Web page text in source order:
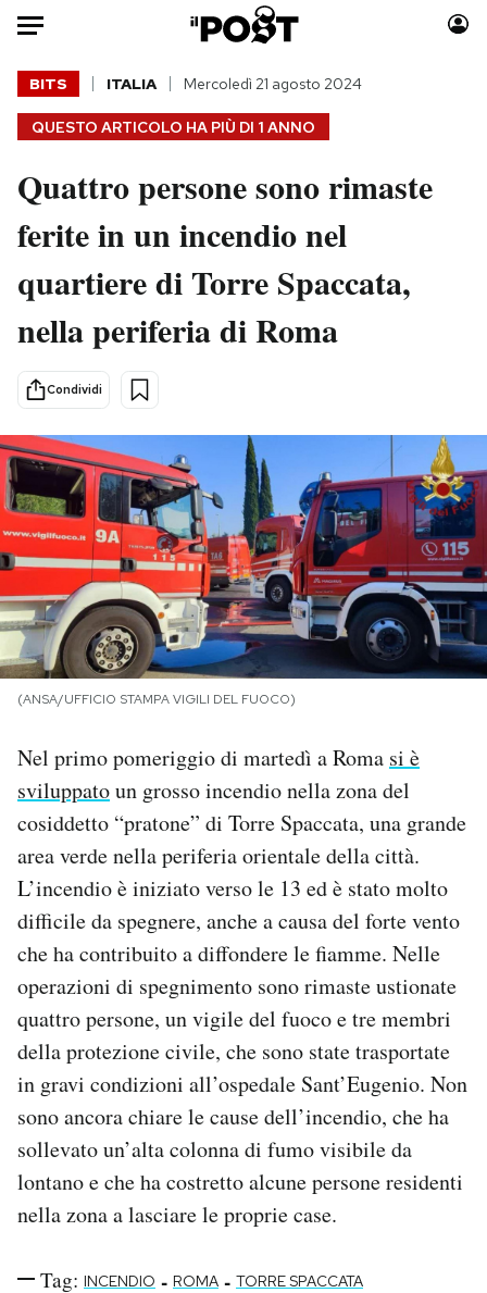
Auto
HOME
Italia
Politica
Tecnologia
Scienza
Cultura
Economia
Sport
Moda
Consumismi
Storie/Idee
Ok Boomer!
Media
Mondiali calcio 2026
PODCAST
NEWSLETTER
I MIEI PREFERITI
SHOP
CALENDARIO
AREA PERSONALE
Area Personale
Newsletter
Notifiche mobile
Regala il Post
Hai bisogno di aiuto?
Esci
QUESTO ARTICOLO HA PIÙ DI 1 ANNO
BITS ITALIA Mercoledì 21 agosto 2024
Quattro persone sono rimaste
ferite in un incendio nel
quartiere di Torre Spaccata,
nella periferia di Roma
Condividi
(ANSA/UFFICIO STAMPA VIGILI DEL FUOCO)
Nel primo pomeriggio di martedì a Roma si è
sviluppatoun grosso incendio nella zona del
cosiddetto “pratone” di Torre Spaccata, una grande
area verde nella periferia orientale della città.
L’incendio è iniziato verso le 13 ed è stato molto
difficile da spegnere, anche a causa del forte vento
che ha contribuito a diffondere le fiamme. Nelle
operazioni di spegnimento sono rimaste ustionate
quattro persone, un vigile del fuoco e tre membri
della protezione civile, che sono state trasportate
in gravi condizioni all’ospedale Sant’Eugenio. Non
sono ancora chiare le cause dell’incendio, che ha
sollevato un’alta colonna di fumo visibile da
lontano e che ha costretto alcune persone residenti
nella zona a lasciare le proprie case.
Tag: INCENDIO - ROMA - TORRE SPACCATA